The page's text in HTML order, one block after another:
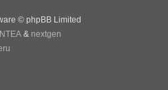
© phpBB Limited
& nextgen